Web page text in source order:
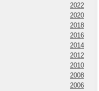
2022
2020
2018
2016
2014
2012
2010
2008
2006